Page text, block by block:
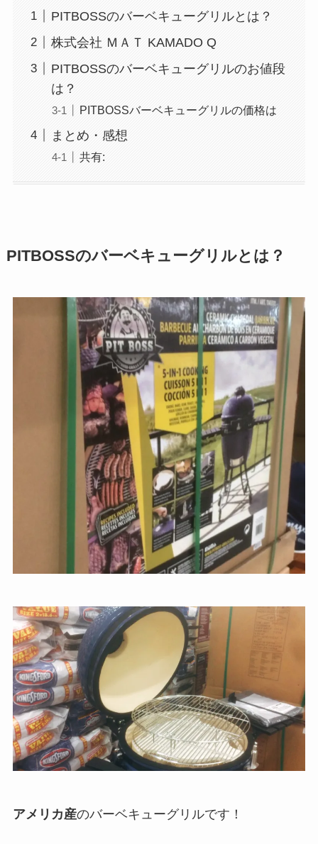
PITBOSSのバーベキューグリルとは？
株式会社 ＭＡＴ KAMADO Q
PITBOSSのバーベキューグリルのお値段
は？
PITBOSSバーベキューグリルの価格は
まとめ・感想
共有:
PITBOSSのバーベキューグリルとは？
アメリカ産のバーベキューグリルです！